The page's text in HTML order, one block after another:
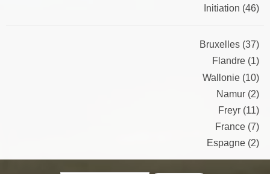
Initiation (46)
Bruxelles (37)
Flandre (1)
Wallonie (10)
Namur (2)
Freyr (11)
France (7)
Espagne (2)